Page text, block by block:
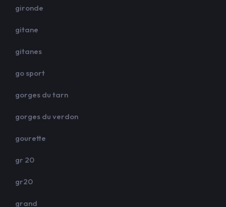
gironde
gitane
gitanes
go sport
gorges du tarn
gorges du verdon
gourette
gr 20
gr20
grand